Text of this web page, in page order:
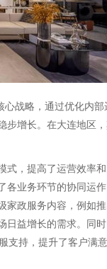
心战略，通过优化内部
步增长。在大连地区
式，提高了运营效率
各业务环节的协同运
家政服务内容，例如
日益增长的需求。同
支持，提升了客户满